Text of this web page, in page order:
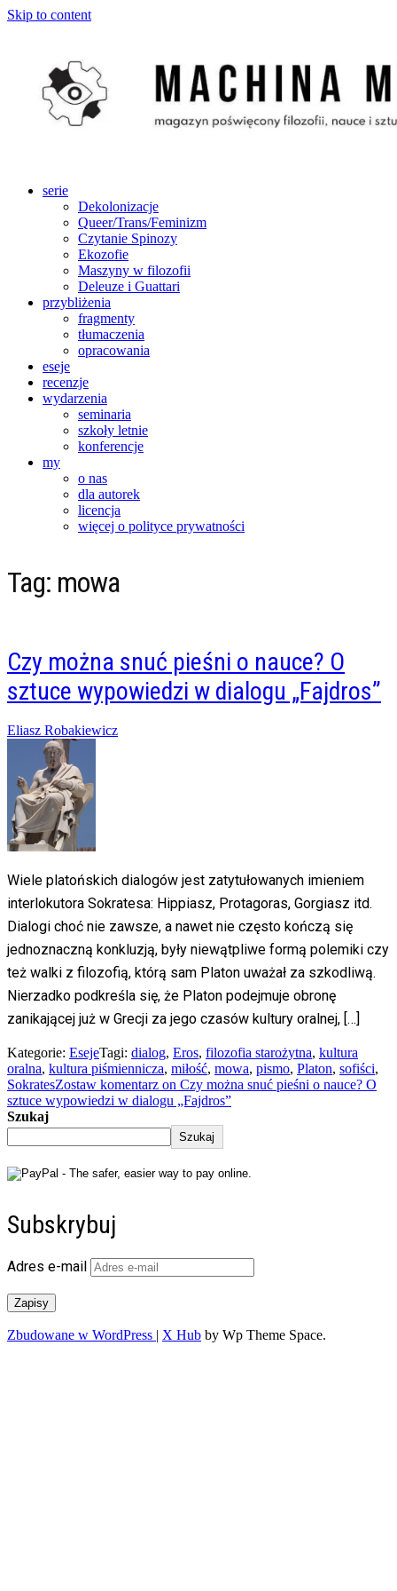
Skip to content
serie
Dekolonizacje
Queer/Trans/Feminizm
Czytanie Spinozy
Ekozofie
Maszyny w filozofii
Deleuze i Guattari
przybliżenia
fragmenty
tłumaczenia
opracowania
eseje
recenzje
wydarzenia
seminaria
szkoły letnie
konferencje
my
o nas
dla autorek
licencja
więcej o polityce prywatności
Tag: mowa
Czy można snuć pieśni o nauce? O
sztuce wypowiedzi w dialogu „Fajdros”
Posted
01/08/201420/02/2016
Eliasz Robakiewicz
Wiele platońskich dialogów jest zatytułowanych imieniem
interlokutora Sokratesa: Hippiasz, Protagoras, Gorgiasz itd.
Dialogi choć nie zawsze, a nawet nie często kończą się
jednoznaczną konkluzją, były niewątpliwe formą polemiki czy
też walki z filozofią, którą sam Platon uważał za szkodliwą.
Nierzadko podkreśla się, że Platon podejmuje obronę
zanikającej już w Grecji za jego czasów kultury oralnej, […]
Kategorie: EsejeTagi: dialog, Eros, filozofia starożytna, kultura
oralna, kultura piśmiennicza, miłość, mowa, pismo, Platon, sofiści,
SokratesZostaw komentarz on Czy można snuć pieśni o nauce? O
sztuce wypowiedzi w dialogu „Fajdros”
Szukaj
Szukaj
Subskrybuj
Adres e-mail
Zapisy
Zbudowane w WordPress | X Hub by Wp Theme Space.